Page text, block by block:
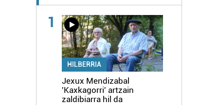
1
HILBERRIA
Jexux Mendizabal
'Kaxkagorri' artzain
zaldibiarra hil da